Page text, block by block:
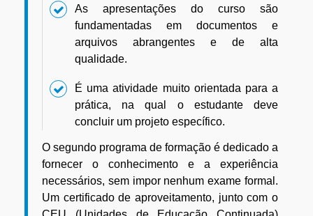
As apresentações do curso são
fundamentadas em documentos e
arquivos abrangentes e de alta
qualidade.
É uma atividade muito orientada para a
prática, na qual o estudante deve
concluir um projeto específico.
O segundo programa de formação é dedicado a
fornecer o conhecimento e a experiência
necessários, sem impor nenhum exame formal.
Um certificado de aproveitamento, junto com o